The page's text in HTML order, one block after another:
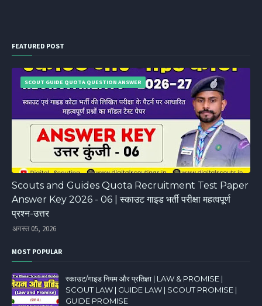
FEATURED POST
SCOUT GUIDE QUOTA QUESTION ANSWER
Scouts and Guides Quota Recruitment Test Paper
Answer Key 2026 - 06 | स्काउट गाइड भर्ती परीक्षा महत्वपूर्ण
प्रश्न-उत्तर
अगस्त 05, 2026
MOST POPULAR
स्काउट/गाइड नियम और प्रतिज्ञा | LAW & PROMISE |
SCOUT LAW | GUIDE LAW | SCOUT PROMISE |
GUIDE PROMISE